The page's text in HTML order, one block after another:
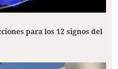
para los 12 signos del